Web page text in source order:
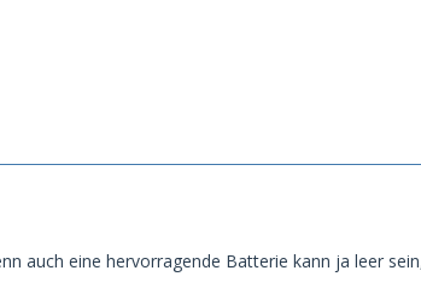
auch eine hervorragende Batterie kann ja leer